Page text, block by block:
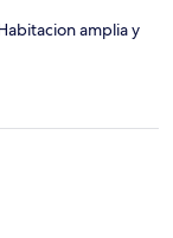
amplia y